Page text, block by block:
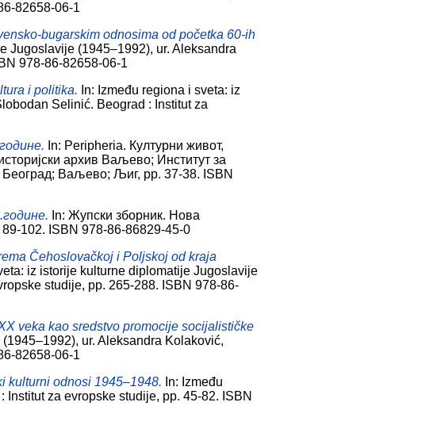
82658-06-1
bugarskim odnosima od početka 60-ih
Jugoslavije (1945–1992), ur. Aleksandra
978-86-82658-06-1
i politika. In: Između regiona i sveta: iz
Selinić. Beograd : Institut za
In: Peripheria. Културни живот,
архив Ваљево; Институт за
Београд; Ваљево; Љиг, pp. 37-38. ISBN
In: Жупски зборник. Нова
102. ISBN 978-86-86829-45-0
Čehoslovačkoj i Poljskoj od kraja
iz istorije kulturne diplomatije Jugoslavije
studije, pp. 265-288. ISBN 978-86-
veka kao sredstvo promocije socijalističke
ur. Aleksandra Kolaković,
82658-06-1
kulturni odnosi 1945–1948. In: Između
za evropske studije, pp. 45-82. ISBN